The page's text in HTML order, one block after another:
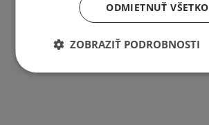
ODMIETNUŤ VŠETKO
ZOBRAZIŤ PODROBNOSTI